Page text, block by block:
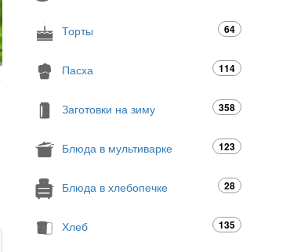
Торты 64
Пасха 114
Заготовки на зиму 358
Блюда в мультиварке 123
Блюда в хлебопечке 28
Хлеб 135